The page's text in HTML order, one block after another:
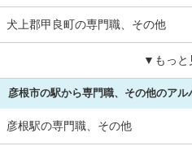
犬上郡甲良町の専門職、その他
▼もっと
彦根市の駅から専門職、その他のア
彦根駅の専門職、その他